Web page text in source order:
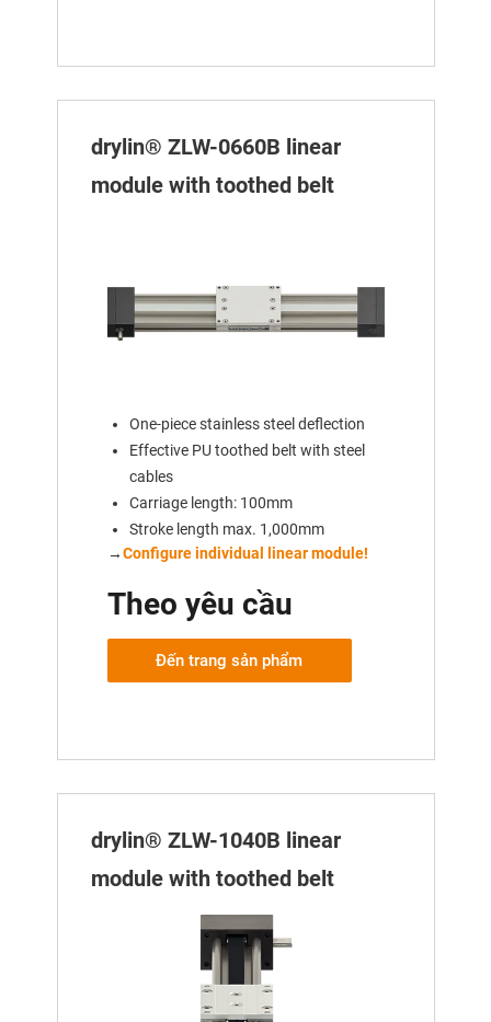
drylin® ZLW-0660B linear
module with toothed belt
One-piece stainless steel deflection
Effective PU toothed belt with steel
cables
Carriage length: 100mm
Stroke length max. 1,000mm
→Configure individual linear module!
Theo yêu cầu
Đến trang sản phẩm
drylin® ZLW-1040B linear
module with toothed belt